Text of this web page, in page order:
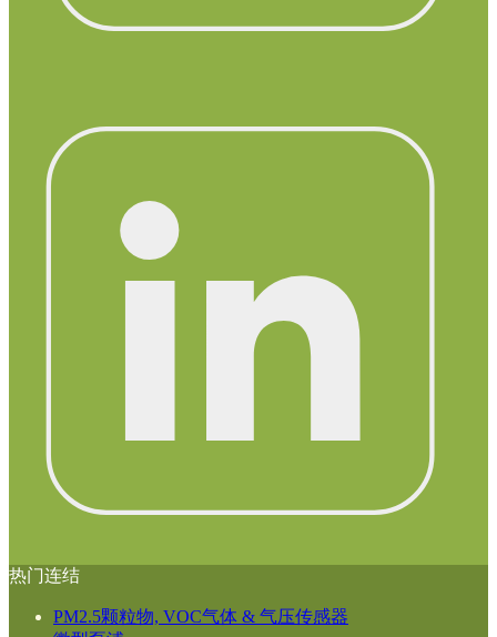
热门连结
PM2.5颗粒物, VOC气体 & 气压传感器